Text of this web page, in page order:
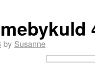
by Susanne